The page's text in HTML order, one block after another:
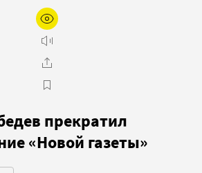
прекратил
«Новой газеты»